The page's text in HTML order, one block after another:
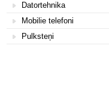
Datortehnika
Mobilie telefoni
Pulksteņi